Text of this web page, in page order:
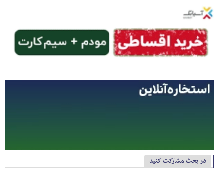
در بحث مشارکت کنید